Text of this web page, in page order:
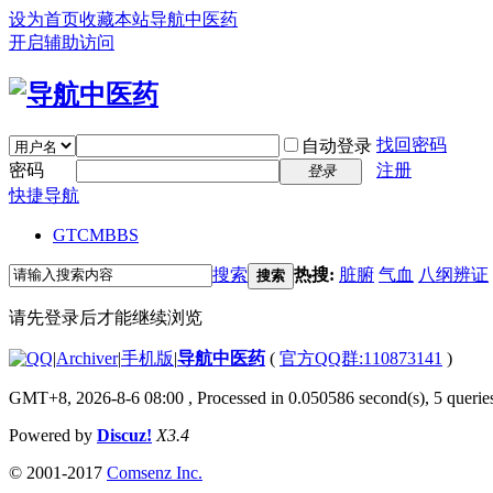
设为首页收藏本站导航中医药
开启辅助访问
自动登录 找回密码
密码
登录
注册
快捷导航
GTCMBBS
搜索 搜索 热搜: 脏腑 气血 八纲辨证
请先登录后才能继续浏览
|Archiver|手机版|导航中医药 ( 官方QQ群:110873141 )
GMT+8, 2026-8-6 08:00 , Processed in 0.050586 second(s), 5
Powered by Discuz! X3.4
© 2001-2017 Comsenz Inc.